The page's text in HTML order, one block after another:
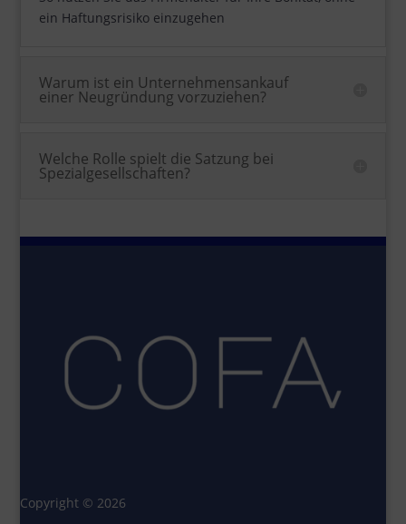
ein Haftungsrisiko einzugehen
Warum ist ein Unternehmensankauf
einer Neugründung vorzuziehen?
Welche Rolle spielt die Satzung bei
Spezialgesellschaften?
Copyright © 2026